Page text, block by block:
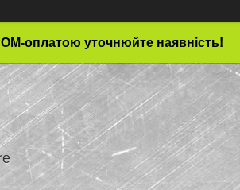
оплатою уточнюйте наявність!